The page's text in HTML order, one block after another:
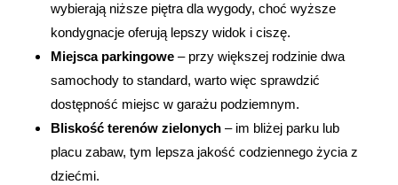
wybierają niższe piętra dla wygody, choć wyższe
kondygnacje oferują lepszy widok i ciszę.
Miejsca parkingowe – przy większej rodzinie dwa
samochody to standard, warto więc sprawdzić
dostępność miejsc w garażu podziemnym.
Bliskość terenów zielonych – im bliżej parku lub
placu zabaw, tym lepsza jakość codziennego życia z
dziećmi.